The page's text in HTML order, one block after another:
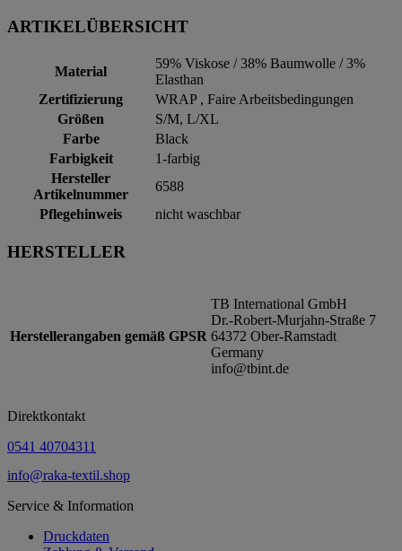
ARTIKELÜBERSICHT
Material
59% Viskose / 38% Baumwolle / 3%
Elasthan
Zertifizierung
WRAP , Faire Arbeitsbedingungen
Größen
S/M, L/XL
Farbe
Black
Farbigkeit
1-farbig
Hersteller
Artikelnummer
6588
Pflegehinweis
nicht waschbar
HERSTELLER
Herstellerangaben gemäß GPSR
TB International GmbH
Dr.-Robert-Murjahn-Straße 7
64372 Ober-Ramstadt
Germany
info@tbint.de
Direktkontakt
0541 40704311
info@raka-textil.shop
Service & Information
Druckdaten